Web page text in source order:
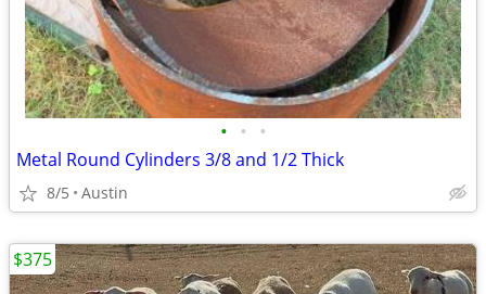
• • •
Metal Round Cylinders 3/8 and 1/2 Thick
8/5 Austin
$375